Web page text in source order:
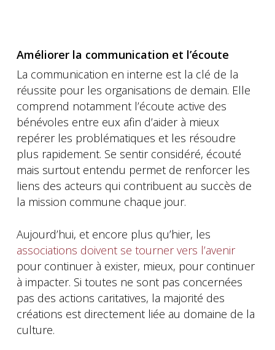
Améliorer la communication et l’écoute
La communication en interne est la clé de la
réussite pour les organisations de demain. Elle
comprend notamment l’écoute active des
bénévoles entre eux afin d’aider à mieux
repérer les problématiques et les résoudre
plus rapidement. Se sentir considéré, écouté
mais surtout entendu permet de renforcer les
liens des acteurs qui contribuent au succès de
la mission commune chaque jour.
Aujourd’hui, et encore plus qu’hier, les
associations doivent se tourner vers l’avenir
pour continuer à exister, mieux, pour continuer
à impacter. Si toutes ne sont pas concernées
pas des actions caritatives, la majorité des
créations est directement liée au domaine de la
culture.